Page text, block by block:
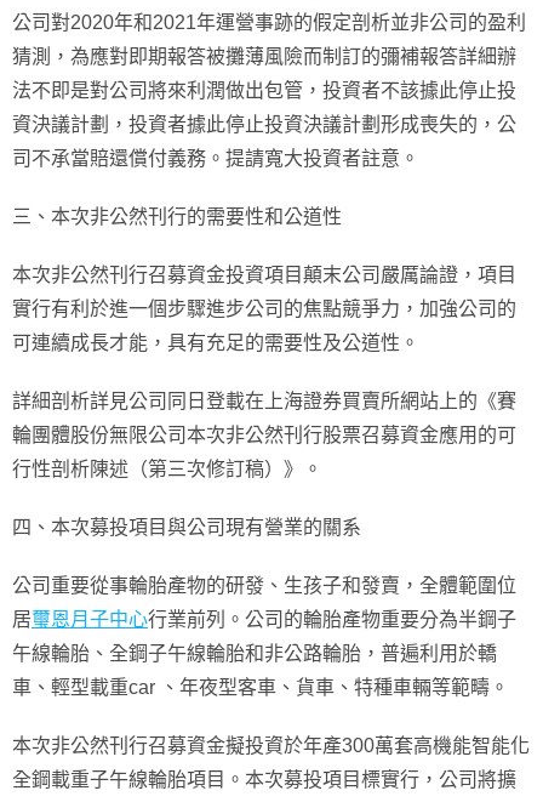
公司對2020年和2021年運營事跡的假定剖析並非公司的盈利
猜測，為應對即期報答被攤薄風險而制訂的彌補報答詳細辦
法不即是對公司將來利潤做出包管，投資者不該據此停止投
資決議計劃，投資者據此停止投資決議計劃形成喪失的，公
司不承當賠還償付義務。提請寬大投資者註意。
三、本次非公然刊行的需要性和公道性
本次非公然刊行召募資金投資項目顛末公司嚴厲論證，項目
實行有利於進一個步驟進步公司的焦點競爭力，加強公司的
可連續成長才能，具有充足的需要性及公道性。
詳細剖析詳見公司同日登載在上海證券買賣所網站上的《賽
輪團體股份無限公司本次非公然刊行股票召募資金應用的可
行性剖析陳述（第三次修訂稿）》。
四、本次募投項目與公司現有營業的關系
公司重要從事輪胎產物的研發、生孩子和發賣，全體範圍位
居璽恩月子中心行業前列。公司的輪胎產物重要分為半鋼子
午線輪胎、全鋼子午線輪胎和非公路輪胎，普遍利用於轎
車、輕型載重car 、年夜型客車、貨車、特種車輛等範疇。
本次非公然刊行召募資金擬投資於年產300萬套高機能智能化
全鋼載重子午線輪胎項目。本次募投項目標實行，公司將擴